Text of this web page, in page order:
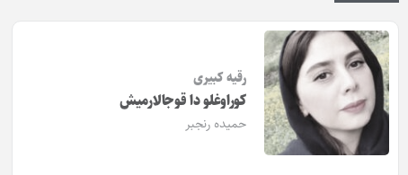
رقیه کبیری
کوراوغلو دا قوجالارمیش
حمیده رنجبر